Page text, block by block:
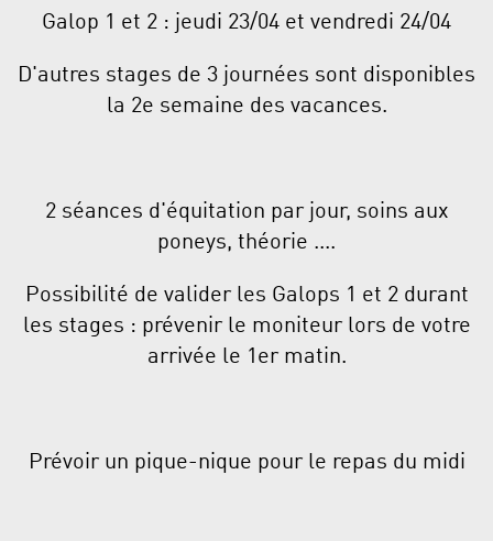
Galop 1 et 2 : jeudi 23/04 et vendredi 24/04
D'autres stages de 3 journées sont disponibles
la 2e semaine des vacances.
2 séances d'équitation par jour, soins aux
poneys, théorie ....
Possibilité de valider les Galops 1 et 2 durant
les stages : prévenir le moniteur lors de votre
arrivée le 1er matin.
Prévoir un pique-nique pour le repas du midi